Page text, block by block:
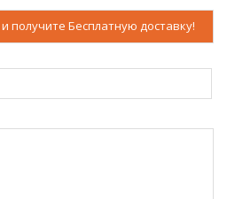
и получите Бесплатную доставку!